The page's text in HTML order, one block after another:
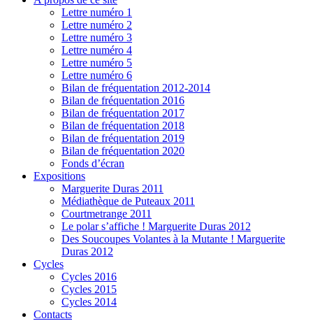
Lettre numéro 1
Lettre numéro 2
Lettre numéro 3
Lettre numéro 4
Lettre numéro 5
Lettre numéro 6
Bilan de fréquentation 2012-2014
Bilan de fréquentation 2016
Bilan de fréquentation 2017
Bilan de fréquentation 2018
Bilan de fréquentation 2019
Bilan de fréquentation 2020
Fonds d’écran
Expositions
Marguerite Duras 2011
Médiathèque de Puteaux 2011
Courtmetrange 2011
Le polar s’affiche ! Marguerite Duras 2012
Des Soucoupes Volantes à la Mutante ! Marguerite
Duras 2012
Cycles
Cycles 2016
Cycles 2015
Cycles 2014
Contacts